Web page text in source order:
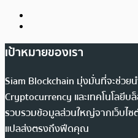
เป้าหมายของเรา
Siam Blockchain มุ่งมั่นที่จะช่วย
Cryptocurrency และเทคโนโลยีบ
รวบรวมข้อมูลส่วนใหญ่จากเว็บไซ
แปลส่งตรงถึงฟีดคุณ